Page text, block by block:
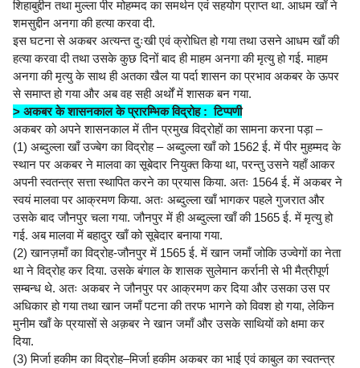
शिहाबुद्दीन तथा मुल्ला पीर मोहम्मद का समर्थन एवं सहयोग प्राप्त था. आधम खाँ ने
शमसुद्दीन अनगा की हत्या करवा दी.
इस घटना से अकबर अत्यन्त दुःखी एवं क्रोधित हो गया तथा उसने आधम खाँ की
हत्या करवा दी तथा उसके कुछ दिनों बाद ही माहम अनगा की मृत्यु हो गई. माहम
अनगा की मृत्यु के साथ ही अतका खैल या पर्दा शासन का प्रभाव अकबर के ऊपर
से समाप्त हो गया और अब वह सही अर्थों में शासक बन गया.
> अकबर के शासनकाल के प्रारम्भिक विद्रोह : टिप्पणी
अकबर को अपने शासनकाल में तीन प्रमुख विद्रोहों का सामना करना पड़ा –
(1) अब्दुल्ला खाँ उज्बेग का विद्रोह – अब्दुल्ला खाँ को 1562 ई. में पीर मुहम्मद के
स्थान पर अकबर ने मालवा का सूबेदार नियुक्त किया था, परन्तु उसने यहाँ आकर
अपनी स्वतन्त्र सत्ता स्थापित करने का प्रयास किया. अतः 1564 ई. में अकबर ने
स्वयं मालवा पर आक्रमण किया. अतः अब्दुल्ला खाँ भागकर पहले गुजरात और
उसके बाद जौनपुर चला गया. जौनपुर में ही अब्दुल्ला खाँ की 1565 ई. में मृत्यु हो
गई. अब मालवा में बहादुर खाँ को सूबेदार बनाया गया.
(2) खानज़माँ का विद्रोह-जौनपुर में 1565 ई. में खान जमाँ जोकि उज्वेगों का नेता
था ने विद्रोह कर दिया. उसके बंगाल के शासक सुलेमान कर्रानी से भी मैत्रीपूर्ण
सम्बन्ध थे. अतः अकबर ने जौनपुर पर आक्रमण कर दिया और उसका उस पर
अधिकार हो गया तथा खान जमाँ पटना की तरफ भागने को विवश हो गया, लेकिन
मुनीम खाँ के प्रयासों से अक़बर ने खान जमाँ और उसके साथियों को क्षमा कर
दिया.
(3) मिर्जा हकीम का विद्रोह–मिर्जा हकीम अकबर का भाई एवं काबुल का स्वतन्त्र